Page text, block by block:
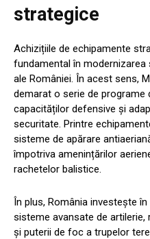
strategice
Achizițiile de echipamente
fundamental în
ale României. În acest sens,
demarat o serie de programe
capacităților defensive și
securitate. Printre
sisteme de apărare
împotriva amenințărilor
rachetelor balistice.
În plus, România investește
sisteme avansate de
și puterii de foc a trupelor